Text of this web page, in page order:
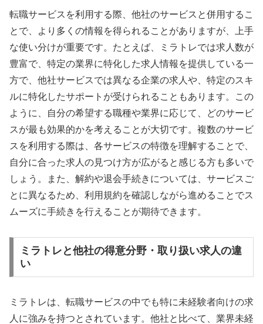
転職サービスを利用する際、他社のサービスと併用するこ
とで、より多くの情報を得られることがありますが、上手
な使い分けが重要です。たとえば、ミラトレでは求人数が
豊富で、特定の業界に特化した求人情報を提供している一
方で、他社サービスでは異なる企業の求人や、特定のスキ
ルに特化したサポートが受けられることもあります。この
ように、自分の希望する職種や業界に応じて、どのサービ
スが最も効果的かを考えることが大切です。複数のサービ
スを利用する際は、各サービスの特徴を理解することで、
自分に合った求人の見つけ方が広がると感じる方も多いで
しょう。また、解約や退会手続きについては、サービスご
とに異なるため、利用規約を確認しながら進めることでス
ムーズに手続きを行えることが期待できます。
ミラトレと他社の得意分野・取り扱い求人の違
い
ミラトレは、転職サービスの中でも特に未経験者向けの求
人に強みを持つとされています。他社と比べて、業界未経